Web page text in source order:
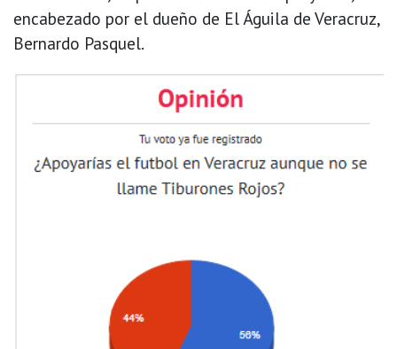
encabezado por el dueño de El Águila de Veracruz,
Bernardo Pasquel.